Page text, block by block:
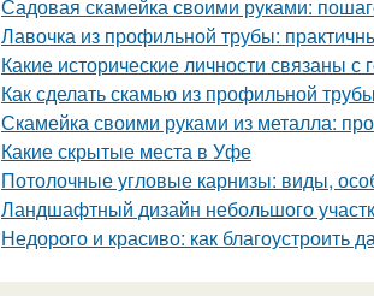
Садовая скамейка своими руками:
Лавочка из профильной трубы:
Какие исторические личности связаны с
Как сделать скамью из профильной
Скамейка своими руками из металла:
Какие скрытые места в Уфе
Потолочные угловые карнизы: виды,
Ландшафтный дизайн небольшого
Недорого и красиво: как благоустроить